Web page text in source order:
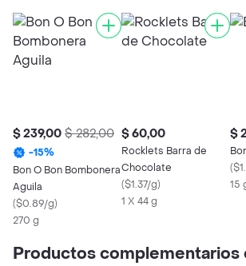
$ 239,00 $ 282,00
-15%
Bon O Bon Bombonera
Aguila
($0.89/g)
270 g
$ 60,00
Rocklets Barra de
Chocolate
($1.37/g)
1 X 44 g
$
(
15
Productos complementarios